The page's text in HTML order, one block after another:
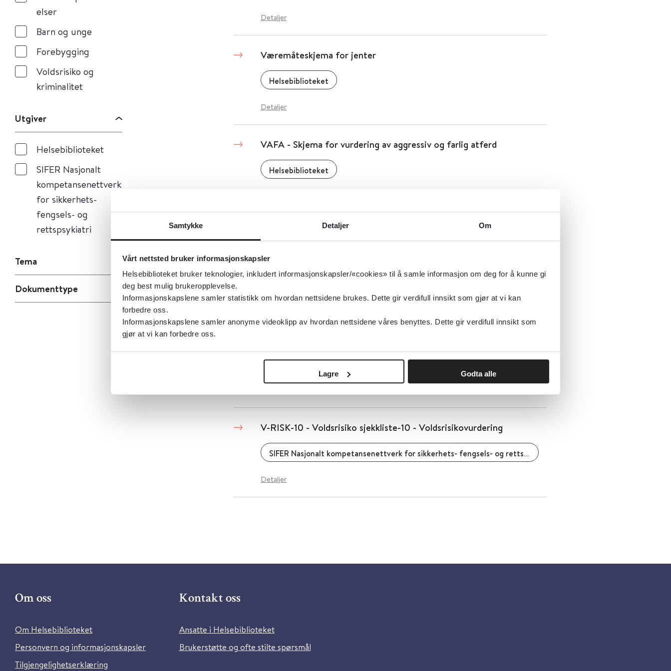
Samtykke Detaljer Om
Vårt nettsted bruker informasjonskapsler
Helsebiblioteket bruker teknologier, inkludert informasjonskapsler/«cookies» til å samle informasjon om deg for å kunne gi
deg best mulig brukeropplevelse.
Informasjonskapslene samler statistikk om hvordan nettsidene brukes. Dette gir verdifull innsikt som gjør at vi kan
forbedre oss.
Informasjonskapslene samler anonyme videoklipp av hvordan nettsidene våres benyttes. Dette gir verdifull innsikt som
gjør at vi kan forbedre oss.
Lagre Godta alle
elser
Barn og unge
Forebygging
Voldsrisiko og
kriminalitet
Utgiver
Helsebiblioteket
SIFER Nasjonalt
kompetansenettverk
for sikkerhets-
fengsels- og
rettspsykiatri
Tema
Dokumenttype
Detaljer
Væremåteskjema for jenter
Helsebiblioteket
Detaljer
VAFA - Skjema for vurdering av aggressiv og farlig atferd
Helsebiblioteket
VAFA - Skjema for vurdering av aggressiv og farlig atferd -
Helsebiblioteket
Detaljer
V-RISK-10 - Voldsrisiko sjekkliste-10 - Voldsrisikovurdering
SIFER Nasjonalt kompetansenettverk for sikkerhets- fengsels- og rettspsykiatri
Detaljer
Om oss
Om Helsebiblioteket
Personvern og informasjonskapsler
Tilgjengelighetserklæring
Kontakt oss
Ansatte i Helsebiblioteket
Brukerstøtte og ofte stilte spørsmål